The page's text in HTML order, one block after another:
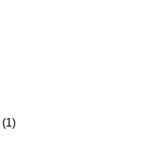
(1)